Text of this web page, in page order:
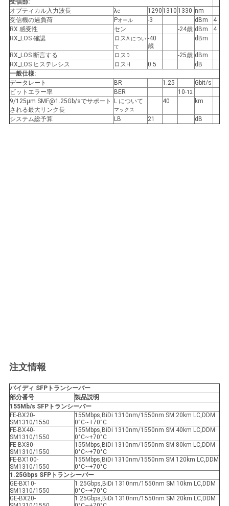
ラ
イ
バ
シ
ー
ポ
受信部:
オプティカル入力波長
λc 1290 1310 1330 nm
受信機の過負荷
Pオール -3 dBm
4
RX 感受性
セン -24歳 dBm
4
RX_LOS 確認
ロスA につい
て
-40
歳
dBm
RX_LOS 断言する ロス D -25歳 dBm
RX_LOS ヒステレシス
ロス H 0.5
dB
一般仕様:
データレート
BR 1.25
Gbit/s
ビットエラー率
BER 10-12
9/125μm SMF@1.25Gb/sでサポート
される最大リンク長
L について
マックス
40 km
システム総予算 LB 21 dB
注文情報
バイディ SFPトランシーバー
部分番号
製品説明
155Mb/s SFPトランシーバー
FE-BX20-
SM1310/1550
155Mbps,BiDi 1310nm/1550nm SM 20km LC,DDM
0°C~+70°C
FE-BX40-
SM1310/1550
155Mbps,BiDi 1310nm/1550nm SM 40km LC,DDM
0°C~+70°C
FE-BX80-
SM1310/1550
155Mbps,BiDi 1310nm/1550nm SM 80km LC,DDM
0°C~+70°C
FE-BX100-
SM1310/1550
155Mbps,BiDi 1310nm/1550nm SM 120km LC,DDM
0°C~+70°C
1.25Gbps SFPトランシーバー
GE-BX10-
SM1310/1550
1.25Gbps,BiDi 1310nm/1550nm SM 10km LC,DDM
0°C~+70°C
GE-BX20-
1.25Gbps,BiDi 1310nm/1550nm SM 20km LC,DDM